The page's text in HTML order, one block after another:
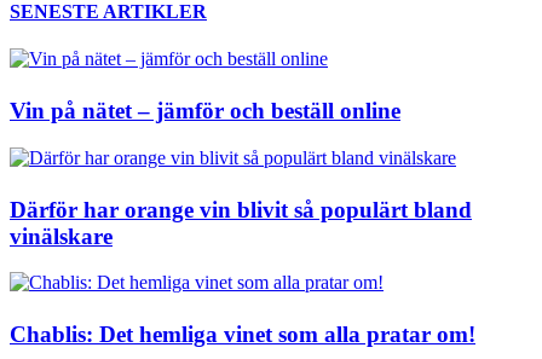
SENESTE ARTIKLER
Vin på nätet – jämför och beställ online
Därför har orange vin blivit så populärt bland
vinälskare
Chablis: Det hemliga vinet som alla pratar om!